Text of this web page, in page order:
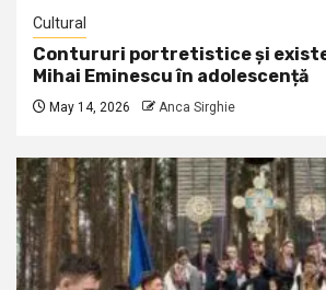
Cultural
Contururi portretistice și
Mihai Eminescu în adolescență
May 14, 2026 Anca Sirghie